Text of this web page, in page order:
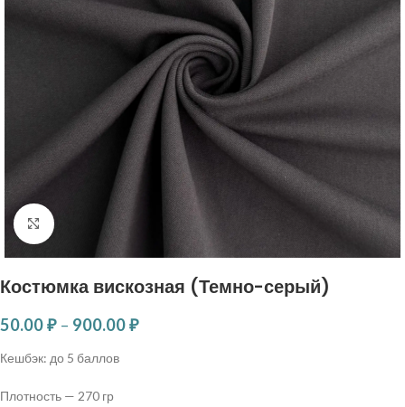
Нажмите, чтобы увеличить
Костюмка вискозная (Темно-серый)
50.00₽ – 900.00₽
Кешбэк: до 5 баллов
Плотность — 270 гр